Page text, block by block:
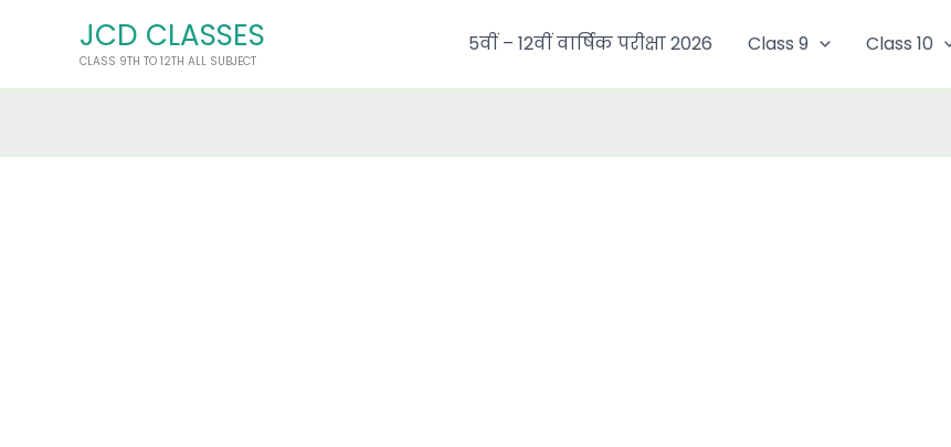
JCD CLASSES
CLASS 9TH TO 12TH ALL SUBJECT
5वीं – 12वीं वार्षिक परीक्षा 2026 Class 9 Class 10